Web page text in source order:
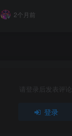
2个月前
请登录后发表评论
登录